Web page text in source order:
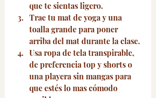
que te sientas ligero.
Trae tu mat de yoga y una
toalla grande para poner
arriba del mat durante la clase.
Usa ropa de tela transpirable,
de preferencia top y shorts o
una playera sin mangas para
que estés lo mas cómodo